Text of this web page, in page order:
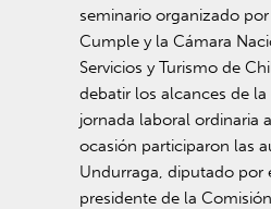
seminario organizado
Cumple y la Cámara
Servicios y Turismo de
debatir los alcances de
jornada laboral ordinaria
ocasión participaron las
Undurraga, diputado por
presidente de la